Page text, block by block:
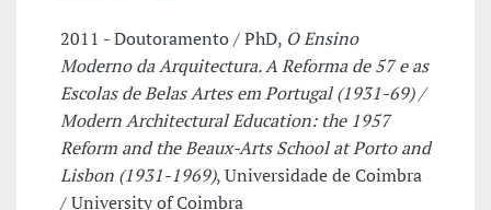
2011 - Doutoramento / PhD, O Ensino
Moderno da Arquitectura. A Reforma de 57 e as
Escolas de Belas Artes em Portugal (1931-69) /
Modern Architectural Education: the 1957
Reform and the Beaux-Arts School at Porto and
Lisbon (1931-1969), Universidade de Coimbra
/ University of Coimbra